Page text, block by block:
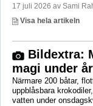
17 juli 2026 av Sami
Visa hela artikeln
Bildextra:
magi under
Närmare 200 båtar,
uppblåsbara
vatten under